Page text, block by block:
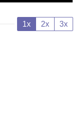
1x 2x 3x